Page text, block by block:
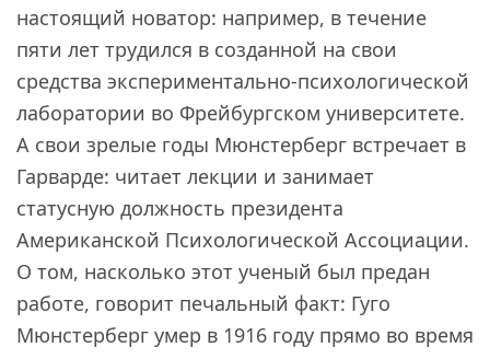
настоящий новатор: например, в течение
пяти лет трудился в созданной на свои
средства экспериментально-психологической
лаборатории во Фрейбургском университете.
А свои зрелые годы Мюнстерберг встречает в
Гарварде: читает лекции и занимает
статусную должность президента
Американской Психологической Ассоциации.
О том, насколько этот ученый был предан
работе, говорит печальный факт: Гуго
Мюнстерберг умер в 1916 году прямо во время